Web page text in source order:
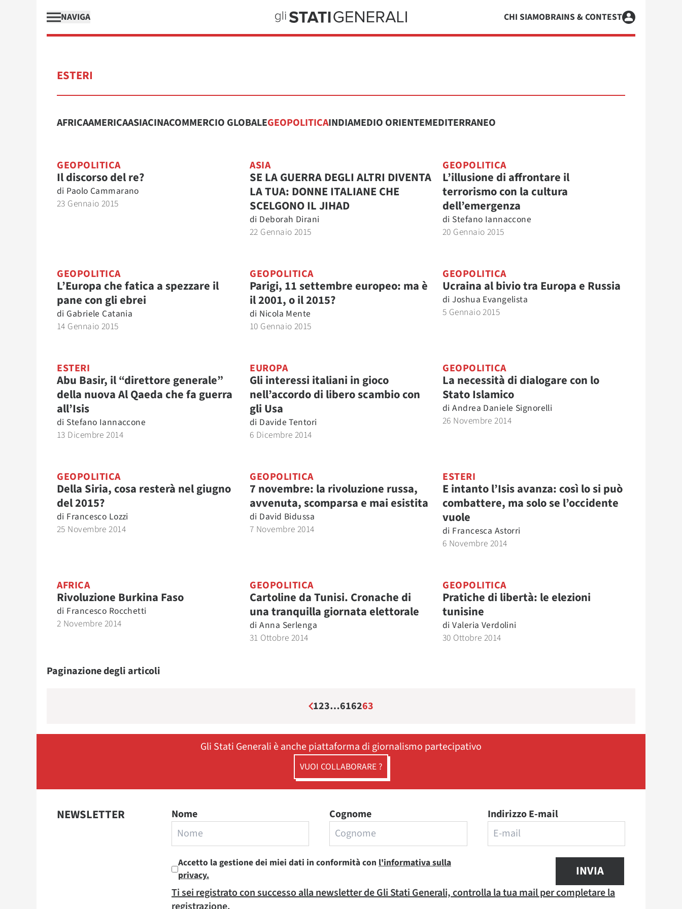
NAVIGA CHI SIAMOBRAINS & CONTEST
ESTERI
AFRICAAMERICAASIACINACOMMERCIO GLOBALEGEOPOLITICAINDIAMEDIO ORIENTEMEDITERRANEO
GEOPOLITICA
Il discorso del re?
di Paolo Cammarano
23 Gennaio 2015
ASIA
SE LA GUERRA DEGLI ALTRI DIVENTA
LA TUA: DONNE ITALIANE CHE
SCELGONO IL JIHAD
di Deborah Dirani
22 Gennaio 2015
GEOPOLITICA
L’illusione di affrontare il
terrorismo con la cultura
dell’emergenza
di Stefano Iannaccone
20 Gennaio 2015
GEOPOLITICA
L’Europa che fatica a spezzare il
pane con gli ebrei
di Gabriele Catania
14 Gennaio 2015
GEOPOLITICA
Parigi, 11 settembre europeo: ma è
il 2001, o il 2015?
di Nicola Mente
10 Gennaio 2015
GEOPOLITICA
Ucraina al bivio tra Europa e Russia
di Joshua Evangelista
5 Gennaio 2015
ESTERI
Abu Basir, il “direttore generale”
della nuova Al Qaeda che fa guerra
all’Isis
di Stefano Iannaccone
13 Dicembre 2014
EUROPA
Gli interessi italiani in gioco
nell’accordo di libero scambio con
gli Usa
di Davide Tentori
6 Dicembre 2014
GEOPOLITICA
La necessità di dialogare con lo
Stato Islamico
di Andrea Daniele Signorelli
26 Novembre 2014
GEOPOLITICA
Della Siria, cosa resterà nel giugno
del 2015?
di Francesco Lozzi
25 Novembre 2014
GEOPOLITICA
7 novembre: la rivoluzione russa,
avvenuta, scomparsa e mai esistita
di David Bidussa
7 Novembre 2014
ESTERI
E intanto l’Isis avanza: così lo si può
combattere, ma solo se l’occidente
vuole
di Francesca Astorri
6 Novembre 2014
AFRICA
Rivoluzione Burkina Faso
di Francesco Rocchetti
2 Novembre 2014
GEOPOLITICA
Cartoline da Tunisi. Cronache di
una tranquilla giornata elettorale
di Anna Serlenga
31 Ottobre 2014
GEOPOLITICA
Pratiche di libertà: le elezioni
tunisine
di Valeria Verdolini
30 Ottobre 2014
Paginazione degli articoli
123…616263
Gli Stati Generali è anche piattaforma di giornalismo partecipativo
VUOI COLLABORARE ?
NEWSLETTER Nome Cognome Indirizzo E-mail
Accetto la gestione dei miei dati in conformità con l'informativa sulla
privacy.
INVIA
Ti sei registrato con successo alla newsletter de Gli Stati Generali, controlla la tua mail per completare la